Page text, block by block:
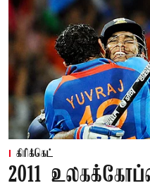
கிரிக்கெட்
2011